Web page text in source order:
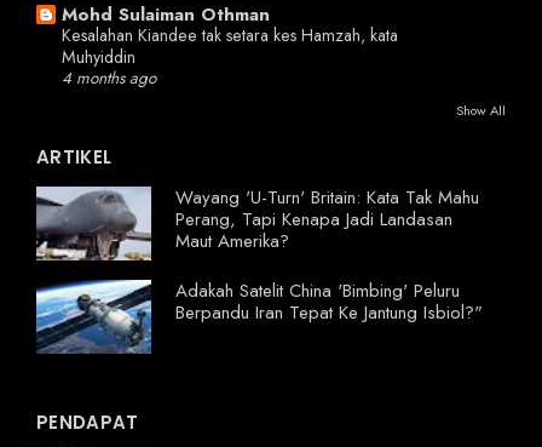
Mohd Sulaiman Othman
Kesalahan Kiandee tak setara kes Hamzah, kata
Muhyiddin
4 months ago
Show All
ARTIKEL
Wayang 'U-Turn' Britain: Kata Tak Mahu
Perang, Tapi Kenapa Jadi Landasan
Maut Amerika?
Adakah Satelit China 'Bimbing' Peluru
Berpandu Iran Tepat Ke Jantung Isbiol?"
PENDAPAT